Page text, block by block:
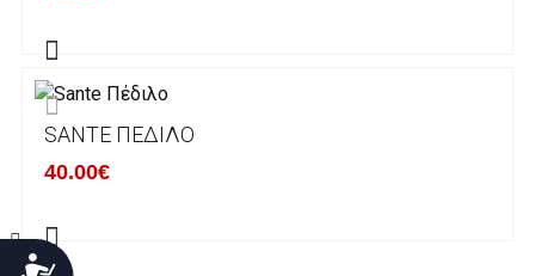
Προσιτότητα
αντικατάστασή του με άλλο μέγεθος ή άλλο
προιόν.
Βασική προυπόθεση για την επιστροφή του
να μην έχει επέλθει καμία φθορά σε αυτό.
SANTE ΠΈΔΙΛΟ
40.00€